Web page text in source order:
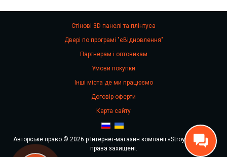
Стінові 3D панелі та плінтуса
Двері по програмі "єВідновлення"
Партнерам і оптовикам
Умови покупки
Інші міста де ми працюємо
Договір оферти
Карта сайту
Авторське право © 2026 р Інтернет-магазин компанії «Stroy Stok». Всі
права захищені.